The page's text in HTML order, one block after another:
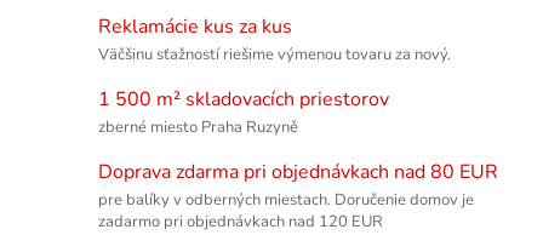
Reklamácie kus za kus
Väčšinu sťažností riešime výmenou tovaru za nový.
1 500 m² skladovacích priestorov
zberné miesto Praha Ruzyně
Doprava zdarma pri objednávkach nad 80 EUR
pre balíky v odberných miestach. Doručenie domov je
zadarmo pri objednávkach nad 120 EUR